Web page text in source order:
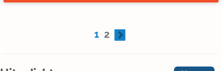
1 2